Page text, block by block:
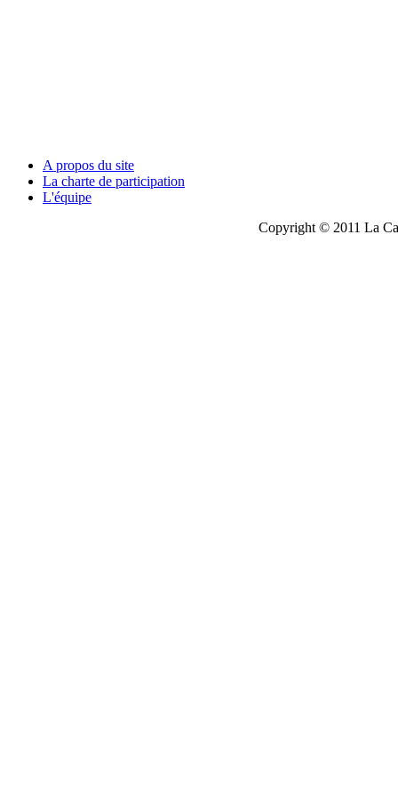
A propos du site
La charte de participation
L'équipe
Copyright © 2011 La